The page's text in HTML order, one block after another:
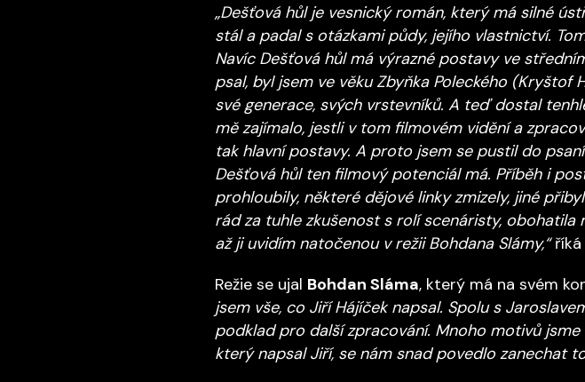
„Dešťová hůl je vesnický román, který má silné
stál a padal s otázkami půdy, jejího vlastnictví.
Navíc Dešťová hůl má výrazné postavy ve
psal, byl jsem ve věku Zbyňka Poleckého (Kryštof
své generace, svých vrstevníků. A teď dostal
mě zajímalo, jestli v tom filmovém vidění a
tak hlavní postavy. A proto jsem se pustil do
Dešťová hůl ten filmový potenciál má. Příběh i
prohloubily, některé dějové linky zmizely, jiné
rád za tuhle zkušenost s rolí scenáristy, obohatila
až ji uvidím natočenou v režii Bohdana Slámy,“říká
Režie se ujal Bohdan Sláma, který má na svém
jsem vše, co Jiří Hájíček napsal. Spolu s
podklad pro další zpracování. Mnoho motivů
který napsal Jiří, se nám snad povedlo zanechat